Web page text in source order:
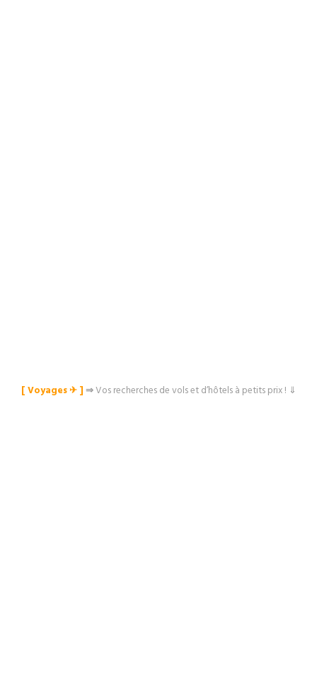
[ Voyages ✈︎ ]⇒Vos recherches de vols et d’hôtels à petits prix ! ⇓